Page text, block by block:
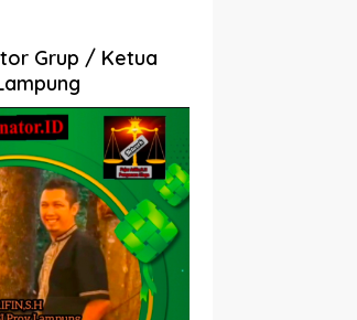
Grup / Ketua